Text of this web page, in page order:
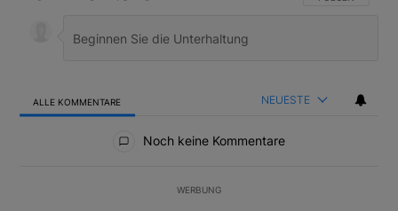
ALLE KOMMENTARE NEUESTE
Noch keine Kommentare
WERBUNG